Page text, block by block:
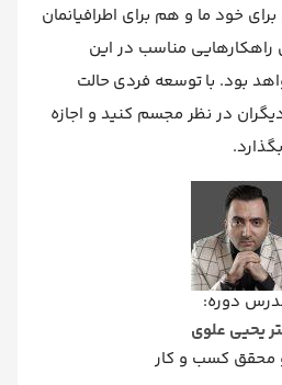
خود ما و هم برای اطرافیانمان
راهکارهایی مناسب در این
بود. با توسعه فردی حالت
در نظر مجسم کنید و اجازه
دوره:
یحیی علوی
کسب و کار